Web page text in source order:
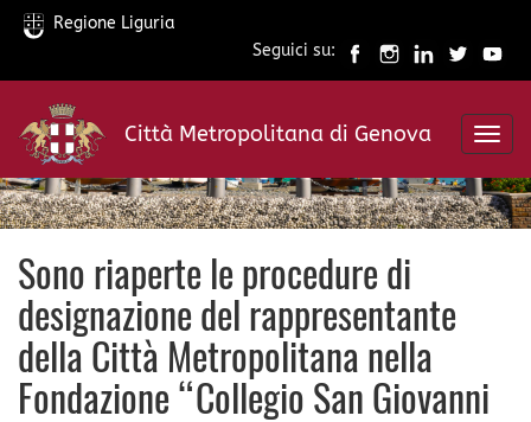
Salta
contenuto
principale
Regione Liguria
Seguici su:
Città Metropolitana di Genova
Sono riaperte le procedure di
designazione del rappresentante
della Città Metropolitana nella
Fondazione “Collegio San Giovanni